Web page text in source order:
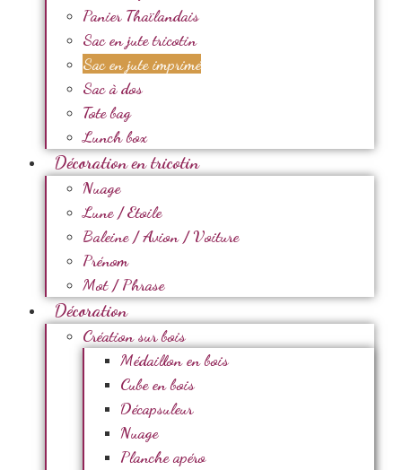
Panier Thaïlandais
Sac en jute tricotin
Sac en jute imprimé
Sac à dos
Tote bag
Lunch box
Décoration en tricotin
Nuage
Lune / Etoile
Baleine / Avion / Voiture
Prénom
Mot / Phrase
Décoration
Création sur bois
Médaillon en bois
Cube en bois
Décapsuleur
Nuage
Planche apéro